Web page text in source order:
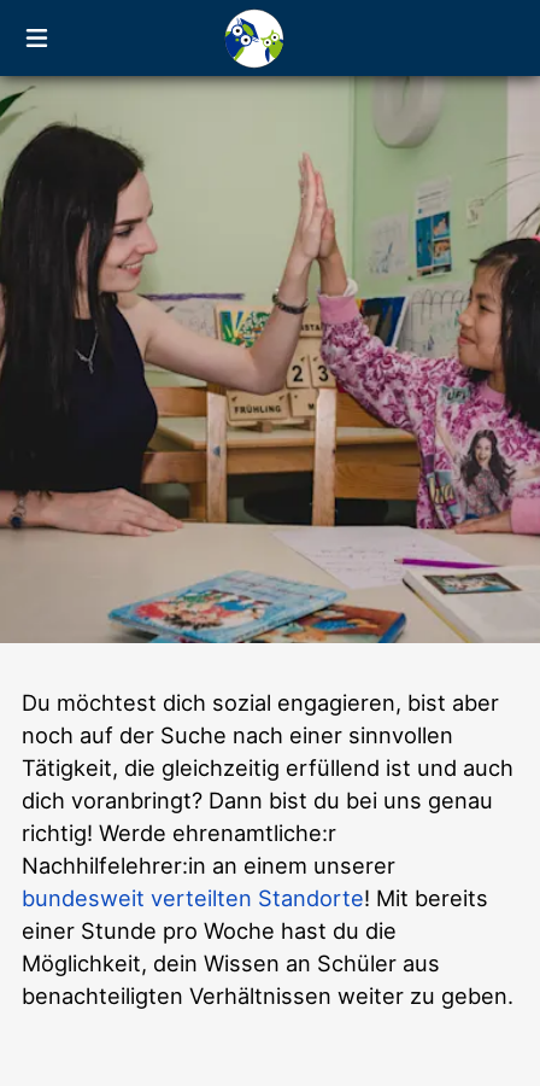
Mitmachen als
Nachhilfelehrer:in
Du möchtest dich sozial engagieren, bist aber
noch auf der Suche nach einer sinnvollen
Tätigkeit, die gleichzeitig erfüllend ist und auch
dich voranbringt? Dann bist du bei uns genau
richtig! Werde ehrenamtliche:r
Nachhilfelehrer:in an einem unserer
bundesweit verteilten Standorte! Mit bereits
einer Stunde pro Woche hast du die
Möglichkeit, dein Wissen an Schüler aus
benachteiligten Verhältnissen weiter zu geben.